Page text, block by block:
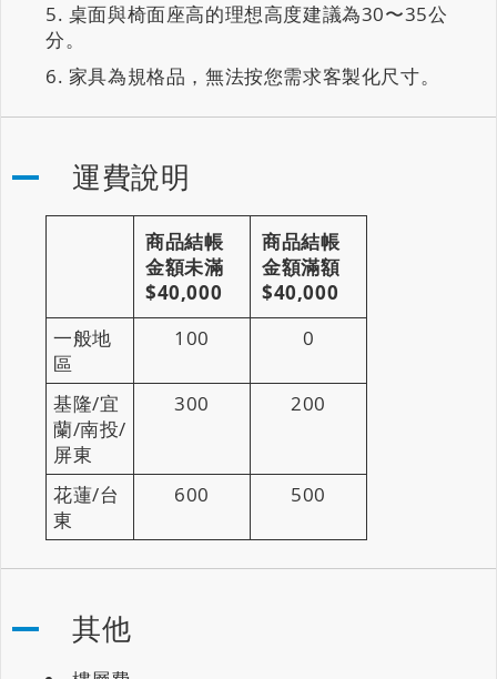
桌面與椅面座高的理想高度建議為30〜35公
分。
家具為規格品，無法按您需求客製化尺寸。
運費說明
商品結帳
金額未滿
$40,000
商品結帳
金額滿額
$40,000
一般地
區
100 0
基隆/宜
蘭/南投/
屏東
300 200
花蓮/台
東
600 500
其他